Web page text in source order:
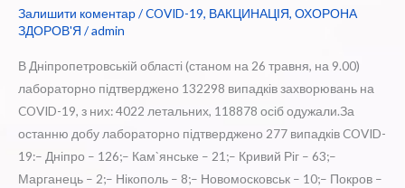
Залишити коментар/COVID-19, ВАКЦИНАЦІЯ, ОХОРОНА
ЗДОРОВ'Я /admin
В Дніпропетровській області (станом на 26 травня, на 9.00)
лабораторно підтверджено 132298 випадків захворювань на
COVID-19, з них: 4022 летальних, 118878 осіб одужали.За
останню добу лабораторно підтверджено 277 випадків COVID-
19:– Дніпро – 126;– Кам`янське – 21;– Кривий Ріг – 63;–
Марганець – 2;– Нікополь – 8;– Новомосковськ – 10;– Покров –